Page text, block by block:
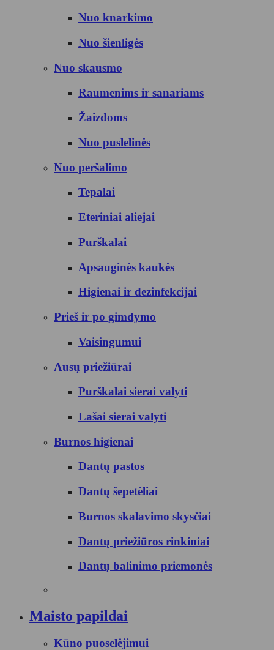
Nuo knarkimo
Nuo šienligės
Nuo skausmo
Raumenims ir sanariams
Žaizdoms
Nuo puslelinės
Nuo peršalimo
Tepalai
Eteriniai aliejai
Purškalai
Apsauginės kaukės
Higienai ir dezinfekcijai
Prieš ir po gimdymo
Vaisingumui
Ausų priežiūrai
Purškalai sierai valyti
Lašai sierai valyti
Burnos higienai
Dantų pastos
Dantų šepetėliai
Burnos skalavimo skysčiai
Dantų priežiūros rinkiniai
Dantų balinimo priemonės
Maisto papildai
Kūno puoselėjimui